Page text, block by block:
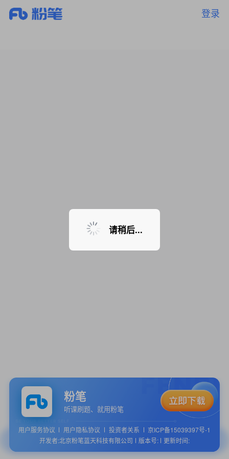
登录
暂无课程，敬请期待
粉笔
听课刷题、就用粉笔
用户服务协议 用户隐私协议 投资者关系
京ICP备15039397号-1
开发者:北京粉笔蓝天科技有限公司
版本号: 更新时间:
请稍后...